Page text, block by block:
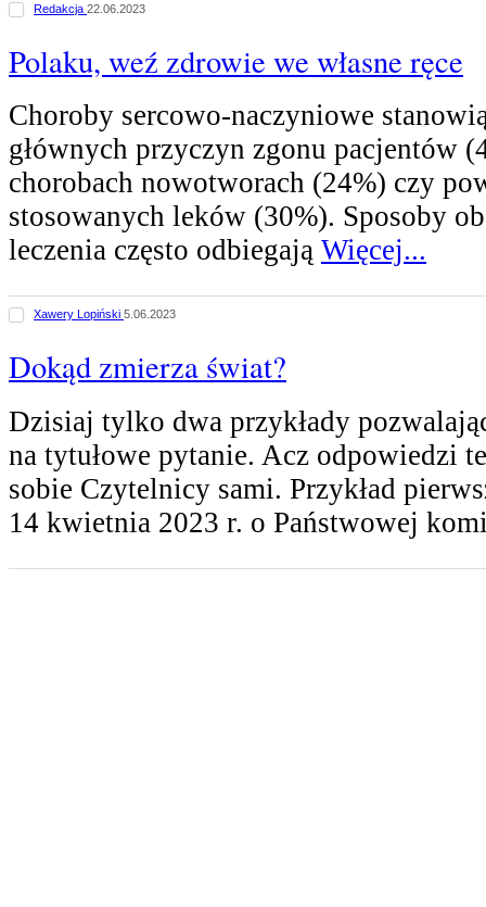
Redakcja 22.06.2023
Polaku, weź zdrowie we własne ręce
Choroby sercowo-naczyniowe
głównych przyczyn zgonu pacjentów
chorobach nowotworach (24%) czy
stosowanych leków (30%). Sposoby
leczenia często odbiegają Więcej...
Xawery Lopiński 5.06.2023
Dokąd zmierza świat?
Dzisiaj tylko dwa przykłady
na tytułowe pytanie. Acz odpowiedzi
sobie Czytelnicy sami. Przykład
14 kwietnia 2023 r. o Państwowej